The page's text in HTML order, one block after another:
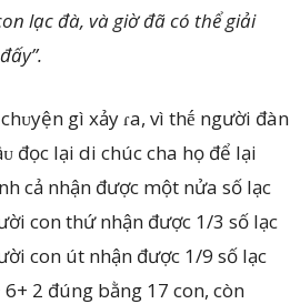
lạc đà, và giờ đã có thể giải
gì xảy ɾa, vì thḗ người đàn
đọc lại di chúc cha họ để lại
cả nhận được một nửa số lạc
con thứ nhận được 1/3 số lạc
con út nhận được 1/9 số lạc
2 đúng bằng 17 con, còn